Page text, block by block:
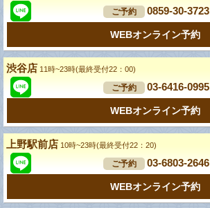
ご予約 0859-30-3723
WEBオンライン予約
渋谷店 11時~23時(最終受付22：00)
ご予約 03-6416-0995
WEBオンライン予約
上野駅前店 10時~23時(最終受付22：20)
ご予約 03-6803-2646
WEBオンライン予約